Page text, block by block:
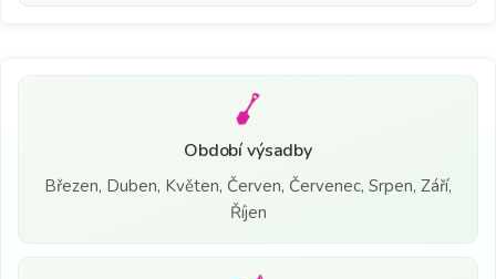
Období výsadby
Březen, Duben, Květen, Červen, Červenec, Srpen, Září,
Říjen